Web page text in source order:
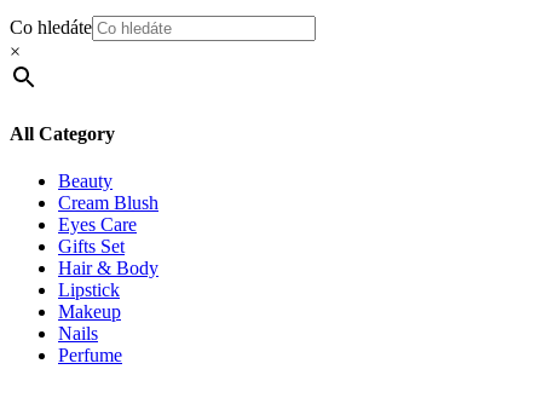
Co hledáte
×
All Category
Beauty
Cream Blush
Eyes Care
Gifts Set
Hair & Body
Lipstick
Makeup
Nails
Perfume